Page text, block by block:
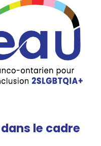
le cadre